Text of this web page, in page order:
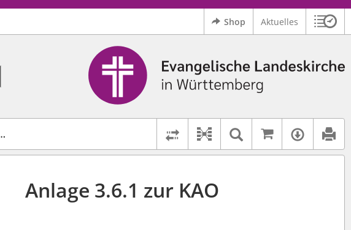
Shop Aktuelles
"*", Bsp. Pfarrer*, findet auch: "Pfarrerinitiative" oder "Pfarrerausschuss".
finden Sie in unserer Hilfe.
Logo Ev. Landeskirche in Württemberg
Rechtsstände vergleichen
Dokument-Beziehungen
Textsuche im
Auf
Anlage 3.6.1 zur KAO